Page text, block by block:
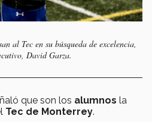
al Tec en su búsqueda de excelencia,
David Garza.
que son los alumnos la
Tec de Monterrey.